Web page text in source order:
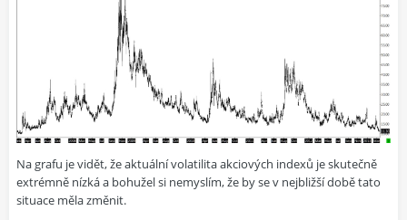
Na grafu je vidět, že aktuální volatilita akciových indexů je skutečně
extrémně nízká a bohužel si nemyslím, že by se v nejbližší době tato
situace měla změnit.